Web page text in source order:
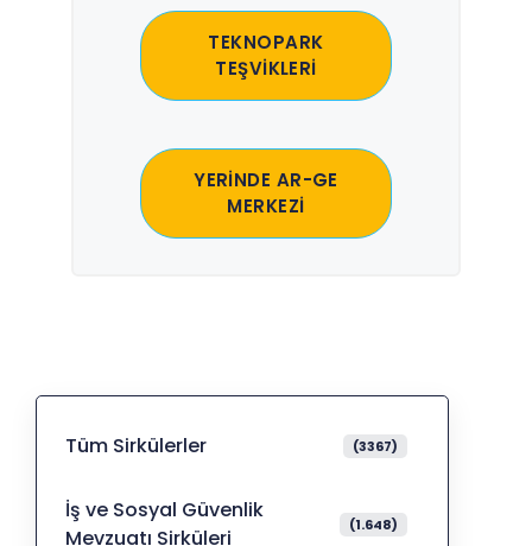
TEKNOPARK
TEŞVİKLERİ
YERİNDE AR-GE
MERKEZİ
Tüm Sirkülerler (3367)
İş ve Sosyal Güvenlik
Mevzuatı Sirküleri
(1.648)